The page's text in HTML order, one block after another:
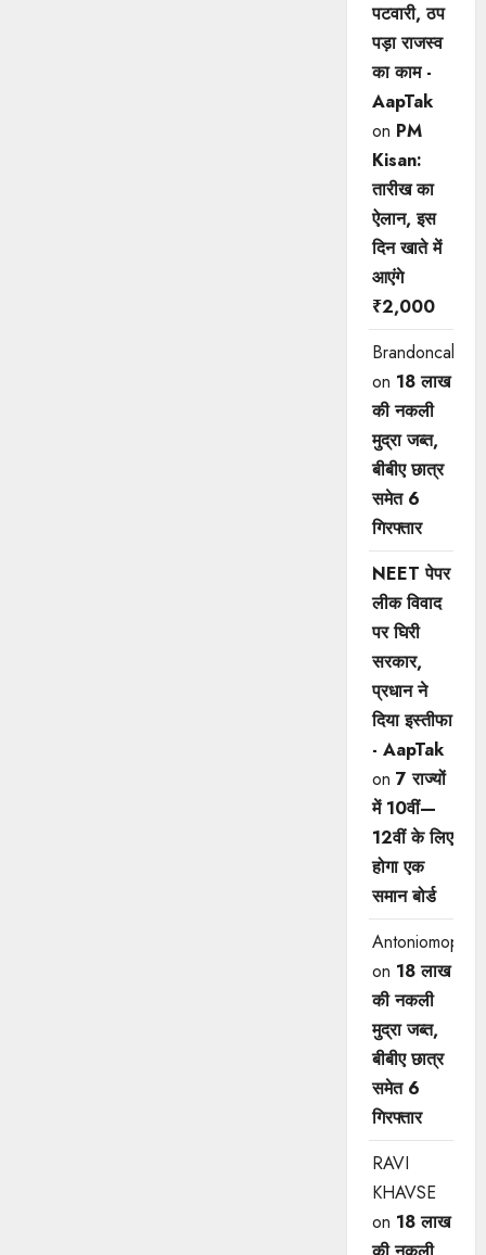
पटवारी, ठप
पड़ा राजस्व
का काम -
AapTak
on PM
Kisan:
तारीख का
ऐलान, इस
दिन खाते में
आएंगे
₹2,000
Brandoncah
on 18 लाख
की नकली
मुद्रा जब्त,
बीबीए छात्र
समेत 6
गिरफ्तार
NEET पेपर
लीक विवाद
पर घिरी
सरकार,
प्रधान ने
दिया इस्तीफा
- AapTak
on 7 राज्यों
में 10वीं—
12वीं ​के लिए
होगा एक
समान बोर्ड
Antoniomop
on 18 लाख
की नकली
मुद्रा जब्त,
बीबीए छात्र
समेत 6
गिरफ्तार
RAVI
KHAVSE
on 18 लाख